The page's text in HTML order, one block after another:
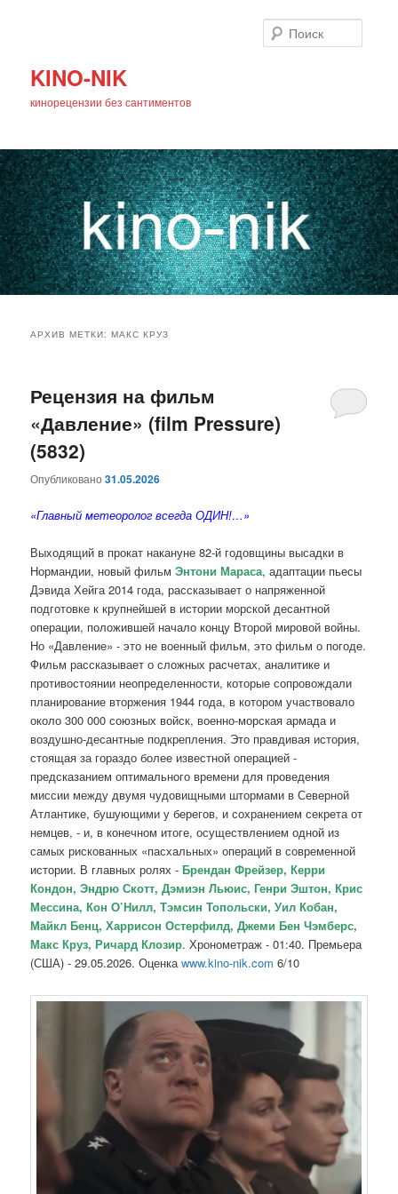
KINO-NIK
кинорецензии без сантиментов
основному
содержимому
дополнительному
содержимому
АРХИВ МЕТКИ:МАКС КРУЗ
Рецензия на фильм
«Давление» (film Pressure)
(5832)
Опубликовано31.05.2026
«Главный метеоролог всегда ОДИН!…»
Выходящий в прокат накануне 82-й годовщины высадки в
Нормандии, новый фильмЭнтони Мараса, адаптации пьесы
Дэвида Хейга 2014 года, рассказывает о напряженной
подготовке к крупнейшей в истории морской десантной
операции, положившей начало концу Второй мировой войны.
Но «Давление» - это не военный фильм, это фильм о погоде.
Фильм рассказывает о сложных расчетах, аналитике и
противостоянии неопределенности, которые сопровождали
планирование вторжения 1944 года, в котором участвовало
около 300 000 союзных войск, военно-морская армада и
воздушно-десантные подкрепления. Это правдивая история,
стоящая за гораздо более известной операцией -
предсказанием оптимального времени для проведения
миссии между двумя чудовищными штормами в Северной
Атлантике, бушующими у берегов, и сохранением секрета от
немцев, - и, в конечном итоге, осуществлением одной из
самых рискованных «пасхальных» операций в современной
истории. В главных ролях -Брендан Фрейзер, Керри
Кондон, Эндрю Скотт, Дэмиэн Льюис, Генри Эштон, Крис
Мессина, Кон О’Нилл, Тэмсин Топольски, Уил Кобан,
Майкл Бенц, Харрисон Остерфилд, Джеми Бен Чэмберс,
Макс Круз, Ричард Клозир. Хронометраж - 01:40. Премьера
(США) - 29.05.2026. Оценкаwww.kino-nik.com 6/10